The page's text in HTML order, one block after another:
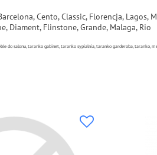
Cento, Classic, Florencja, Lagos,
Diament, Flinstone, Grande, Malaga, Rio
do salonu, taranko gabinet, taranko sypialnia, taranko garderoba, taranko,